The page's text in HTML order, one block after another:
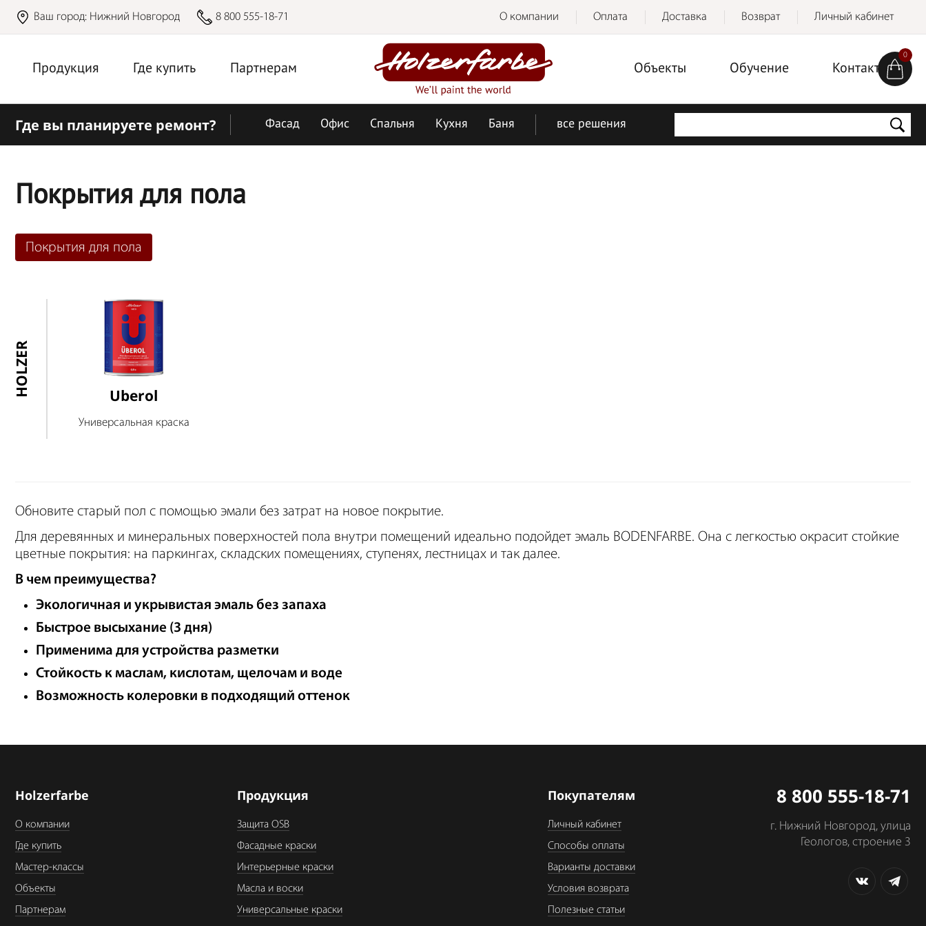
Ваш город: Нижний Новгород 8 800 555-18-71 О компании Оплата Доставка Возврат Личный кабинет
Продукция Где купить Партнерам Объекты Обучение Контакты
Где вы планируете ремонт? Фасад Офис Спальня Кухня Баня все решения
Покрытия для пола
Покрытия для пола
HOLZER Uberol
Универсальная краска
Обновите старый пол с помощью эмали без затрат на новое покрытие.
Для деревянных и минеральных поверхностей пола внутри помещений идеально подойдет эмаль BODENFARBE. Она с легкостью окрасит стойкие
цветные покрытия: на паркингах, складских помещениях, ступенях, лестницах и так далее.
В чем преимущества?
Экологичная и укрывистая эмаль без запаха
Быстрое высыхание (3 дня)
Применима для устройства разметки
Стойкость к маслам, кислотам, щелочам и воде
Возможность колеровки в подходящий оттенок
Holzerfarbe
О компании
Где купить
Мастер-классы
Объекты
Партнерам
Продукция
Защита OSB
Фасадные краски
Интерьерные краски
Масла и воски
Универсальные краски
Покупателям
Личный кабинет
Способы оплаты
Варианты доставки
Условия возврата
Полезные статьи
8 800 555-18-71
г. Нижний Новгород, улица
Геологов, строение 3
0